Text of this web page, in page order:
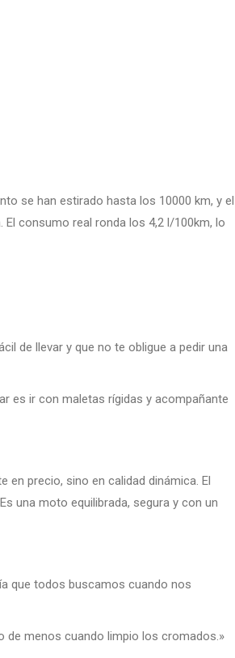
se han estirado hasta los 10000 km, y el
consumo real ronda los 4,2 l/100km, lo
de llevar y que no te obligue a pedir una
es ir con maletas rígidas y acompañante
en precio, sino en calidad dinámica. El
una moto equilibrada, segura y con un
que todos buscamos cuando nos
de menos cuando limpio los cromados.»